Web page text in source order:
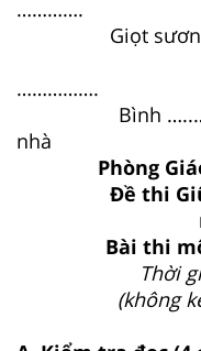
………….
Giọt sương
Giàn
…………….
Bình
nhà
Phòng
Đề thi
Bài thi
Thời
(không